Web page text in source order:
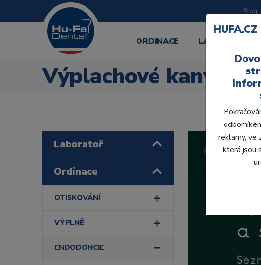
Blog
ORDINACE LABORATOŘ
Výplachové kanyly
Laboratoř
Ordinace
OTISKOVÁNÍ
VÝPLNĚ
ENDODONCIE
HUFA.CZ
reklamy, ve
která jsou